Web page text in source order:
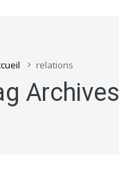
relations
Archives